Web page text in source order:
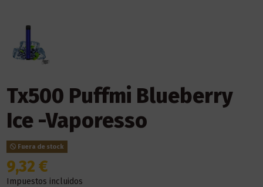
Tx500 Puffmi Blueberry
Ice -Vaporesso
Fuera de stock
9,32 €
Impuestos incluidos